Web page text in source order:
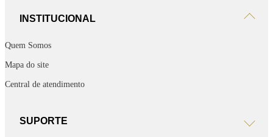
INSTITUCIONAL
Quem Somos
Mapa do site
Central de atendimento
SUPORTE